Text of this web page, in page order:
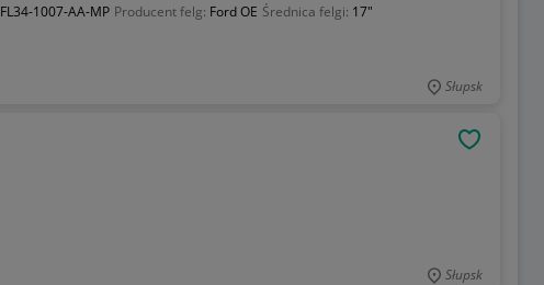
FL34-1007-AA-MP Producent felg: Ford OE Średnica felgi: 17"
Słupsk
Słupsk